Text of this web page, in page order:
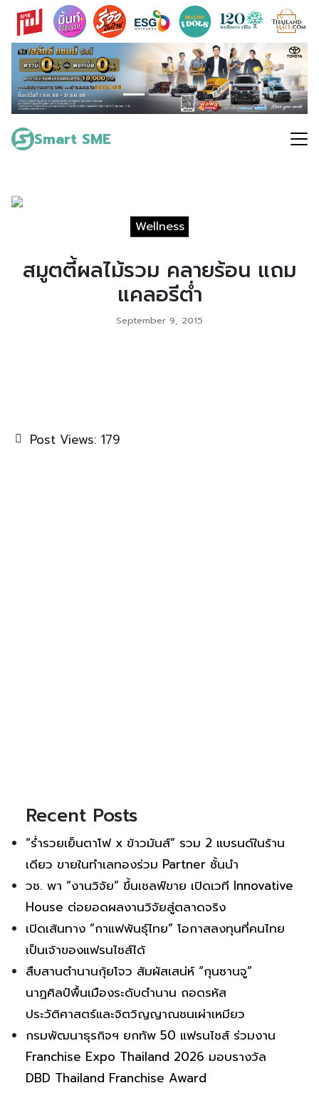
Skip
content
Smart SME
Search
for:
Wellness
สมูตตี้ผลไม้รวม คลายร้อน แถม
แคลอรีต่ำ
September 9, 2015
Post Views: 179
Recent Posts
“ร่ำรวยเย็นตาโฟ x ข้าวมันส์” รวม 2 แบรนด์ในร้าน
เดียว ขายในทำเลทองร่วม Partner ชั้นนำ
วช. พา “งานวิจัย” ขึ้นเชลฟ์ขาย เปิดเวที Innovative
House ต่อยอดผลงานวิจัยสู่ตลาดจริง
เปิดเส้นทาง “กาแฟพันธุ์ไทย” โอกาสลงทุนที่คนไทย
เป็นเจ้าของแฟรนไชส์ได้
สืบสานตำนานกุ้ยโจว สัมผัสเสน่ห์ “กุนซานจู”
นาฏศิลป์พื้นเมืองระดับตำนาน ถอดรหัส
ประวัติศาสตร์และจิตวิญญาณชนเผ่าเหมียว
กรมพัฒนาธุรกิจฯ ยกทัพ 50 แฟรนไชส์ ร่วมงาน
Franchise Expo Thailand 2026 มอบรางวัล
DBD Thailand Franchise Award